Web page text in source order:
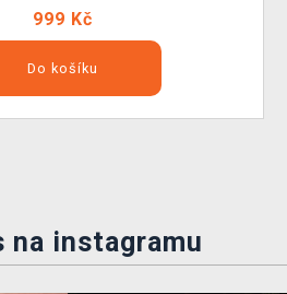
999 Kč
Do košíku
na instagramu